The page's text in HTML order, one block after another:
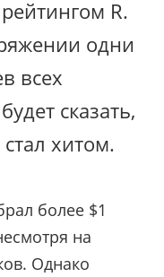
R.
одни
всех
сказать,
хитом.
более $1
на
Однако